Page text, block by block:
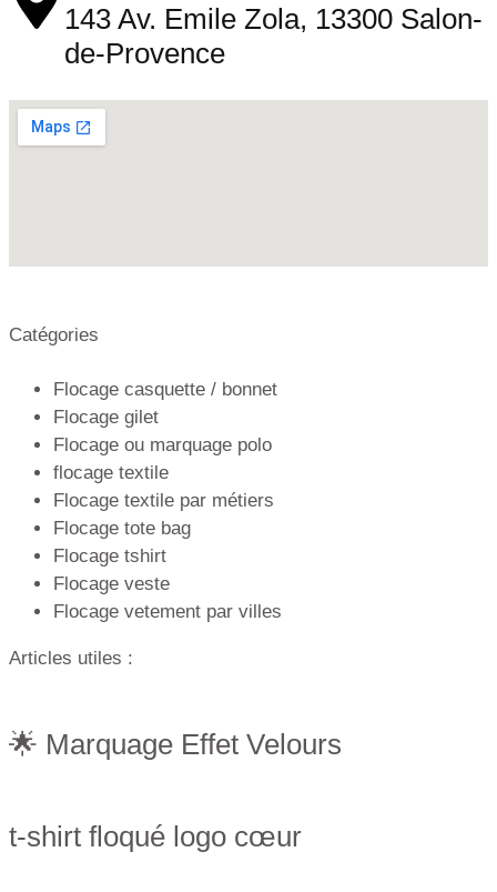
143 Av. Emile Zola, 13300 Salon-
de-Provence
Catégories
Flocage casquette / bonnet
Flocage gilet
Flocage ou marquage polo
flocage textile
Flocage textile par métiers
Flocage tote bag
Flocage tshirt
Flocage veste
Flocage vetement par villes
Articles utiles :
🌟 Marquage Effet Velours
t-shirt floqué logo cœur